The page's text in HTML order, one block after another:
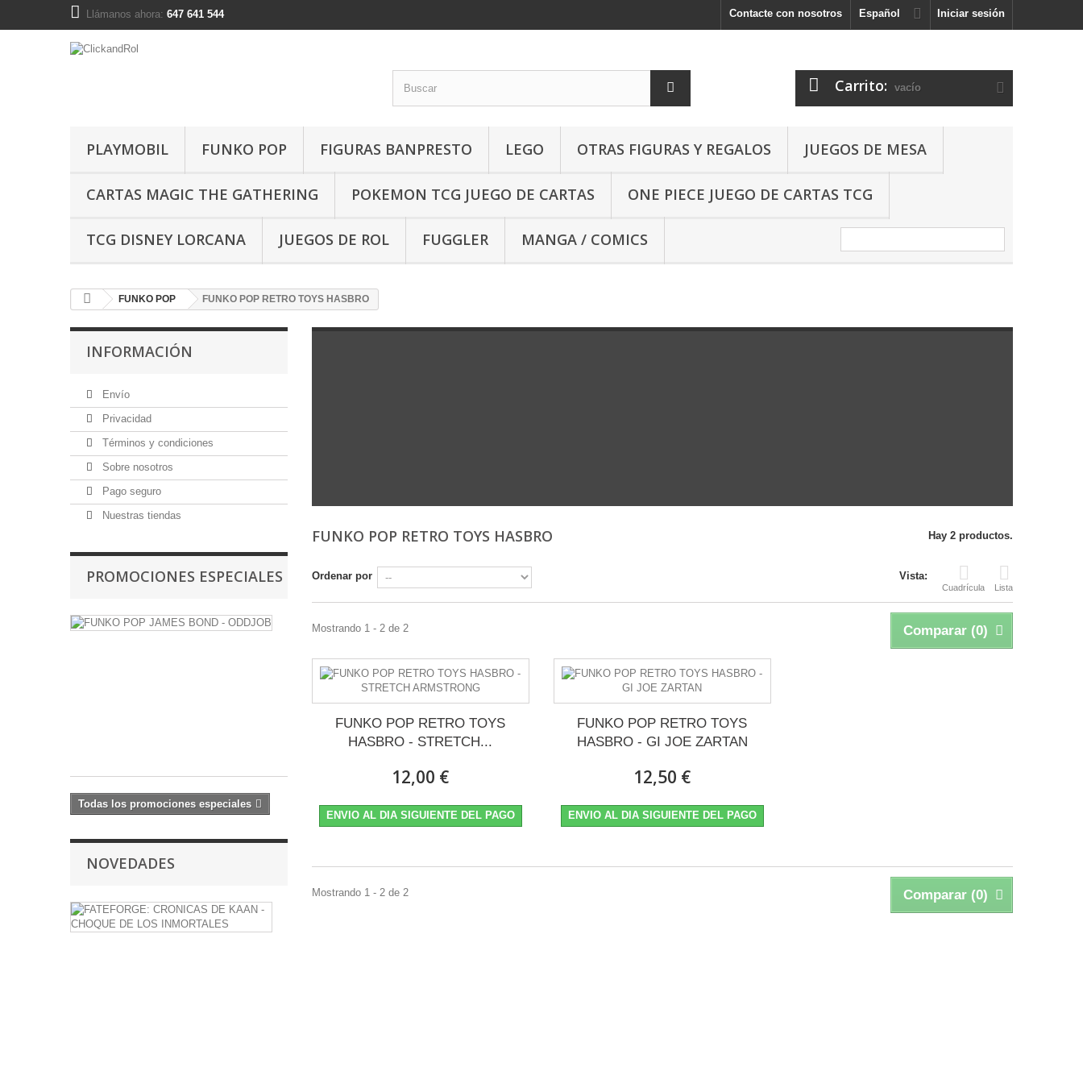
Iniciar sesión
Español
Contacte con nosotros
Llámanos ahora: 647 641 544
Carrito: vacío
PLAYMOBIL FUNKO POP FIGURAS BANPRESTO LEGO OTRAS FIGURAS Y REGALOS JUEGOS DE MESA
CARTAS MAGIC THE GATHERING POKEMON TCG JUEGO DE CARTAS ONE PIECE JUEGO DE CARTAS TCG
TCG DISNEY LORCANA JUEGOS DE ROL FUGGLER MANGA / COMICS
FUNKO POP FUNKO POP RETRO TOYS HASBRO
INFORMACIÓN
Envío
Privacidad
Términos y condiciones
Sobre nosotros
Pago seguro
Nuestras tiendas
PROMOCIONES ESPECIALES
POP
BOND
Todas los promociones especiales
NOVEDADES
FUNKO POP RETRO TOYS HASBRO Hay 2 productos.
Vista:
Cuadrícula Lista
Ordenar por
Comparar (0)
Mostrando 1 - 2 de 2
FUNKO POP RETRO TOYS
HASBRO - STRETCH...
12,00 €
ENVIO AL DIA SIGUIENTE DEL PAGO
FUNKO POP RETRO TOYS
HASBRO - GI JOE ZARTAN
12,50 €
ENVIO AL DIA SIGUIENTE DEL PAGO
Comparar (0)
Mostrando 1 - 2 de 2